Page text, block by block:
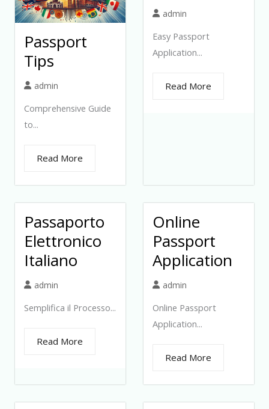
Passport
Tips
admin
Comprehensive Guide
to...
Read More
admin
Easy Passport
Application...
Read More
Passaporto
Elettronico
Italiano
admin
Semplifica il Processo...
Read More
Online
Passport
Application
admin
Online Passport
Application...
Read More